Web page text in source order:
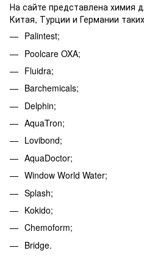
На сайте представлена химия
Китая, Турции и Германии
Palintest;
Poolcare OXA;
Fluidra;
Barchemicals;
Delphin;
AquaTron;
Lovibond;
AquaDoctor;
Window World Water;
Splash;
Kokido;
Chemoform;
Bridge.